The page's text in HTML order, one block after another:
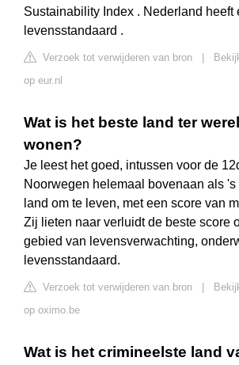
Sustainability Index . Nederland heeft
levensstandaard .
Verzoek tot verwijderen van bron
op eur.nl
Wat is het beste land ter
wonen?
Je leest het goed, intussen voor de
Noorwegen helemaal bovenaan als
land om te leven, met een score van
Zij lieten naar verluidt de beste score
gebied van levensverwachting,
levensstandaard.
Verzoek tot verwijderen van bron
op oximo.be
Wat is het crimineelste land